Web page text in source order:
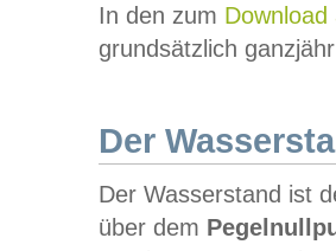
In den zum Download
grundsätzlich
Der
Der Wasserstand ist
über dem